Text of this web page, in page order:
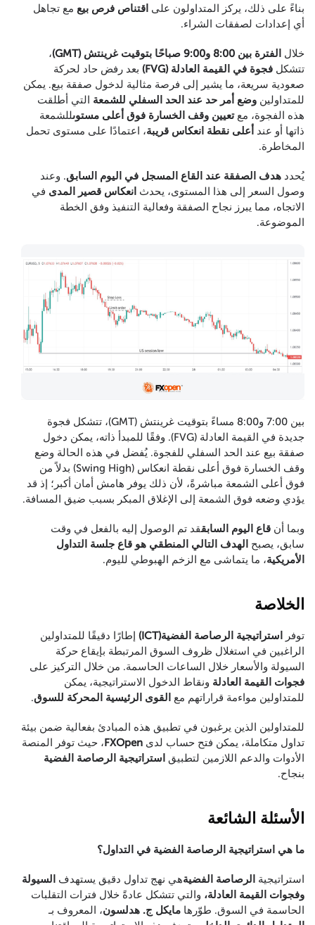
بناءً على ذلك، يركز المتداولون على اقتناص فرص بيع مع تجاهل
أي إعدادات لصفقات الشراء.
خلال الفترة بين 8:00 و9:00 صباحًا بتوقيت غرينتش (GMT)
،
تتشكل فجوة في القيمة العادلة (FVG)
بعد رفض حاد لحركة
صعودية سريعة، ما يشير إلى فرصة مثالية لدخول صفقة بيع. يمكن
للمتداولين وضع أمر حد عند الحد السفلي للشمعة التي أطلقت
هذه الفجوة، معتعيين وقف الخسارة فوق أعلى مستوىللشمعة
ذاتها أو عند أعلى نقطة انعكاس قريبة، اعتمادًا على مستوى تحمل
المخاطرة.
يُحدد هدف الصفقة عند القاع المسجل في اليوم السابق. وعند
وصول السعر إلى هذا المستوى، يحدث انعكاس قصير المدى في
الاتجاه، مما يبرز نجاح الصفقة وفعالية التنفيذ وفق الخطة
الموضوعة.
بين 7:00 و8:00 مساءً بتوقيت غرينتش (GMT)، تتشكل فجوة
جديدة في القيمة العادلة (FVG). وفقًا للمبدأ ذاته، يمكن دخول
صفقة بيع عند الحد السفلي للفجوة. يُفضل في هذه الحالة وضع
وقف الخسارة فوق أعلى نقطة انعكاس (Swing High) بدلاً من
فوق أعلى الشمعة مباشرةً، لأن ذلك يوفر هامش أمان أكبر؛ إذ قد
يؤدي وضعه فوق الشمعة إلى الإغلاق المبكر بسبب ضيق المسافة.
وبما أن قاع اليوم السابققد تم الوصول إليه بالفعل في وقت
سابق، يصبح الهدف التالي المنطقي هو قاع جلسة التداول
الأمريكية، ما يتماشى مع الزخم الهبوطي لليوم.
الخلاصة
توفر استراتيجية الرصاصة الفضية(ICT)
إطارًا دقيقًا للمتداولين
الراغبين في استغلال ظروف السوق المرتبطة بإيقاع حركة
السيولة والأسعار خلال الساعات الحاسمة. من خلال التركيز على
فجوات القيمة العادلة ونقاط الدخول الاستراتيجية، يمكن
للمتداولين مواءمة قراراتهم مع القوى الرئيسية المحركة للسوق.
للمتداولين الذين يرغبون في تطبيق هذه المبادئ بفعالية ضمن بيئة
تداول متكاملة، يمكن فتح حساب لدى FXOpen، حيث توفر المنصة
الأدوات والدعم اللازمين لتطبيق استراتيجية الرصاصة الفضية
بنجاح.
الأسئلة الشائعة
ما هي استراتيجية الرصاصة الفضية في التداول؟
استراتيجية الرصاصة الفضيةهي نهج تداول دقيق يستهدف السيولة
وفجوات القيمة العادلة، والتي تتشكل عادةً خلال فترات التقلبات
الحاسمة في السوق. طوّرها مايكل ج. هدلسون، المعروف بـ